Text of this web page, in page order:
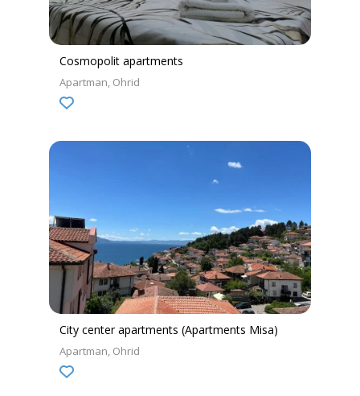
Cosmopolit apartments
Apartman Ohrid
City center apartments (Apartments Misa)
Apartman Ohrid